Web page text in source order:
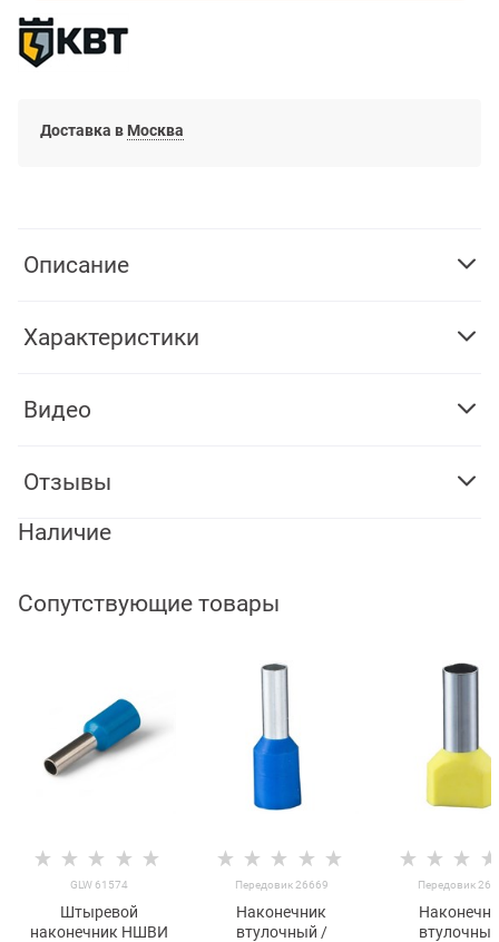
Доставка в Москва
Описание
Характеристики
Видео
Отзывы
Наличие
Сопутствующие товары
GLW 61574
Штыревой
наконечник НШВИ
Передовик 26669
Наконечник
втулочный /
Передовик